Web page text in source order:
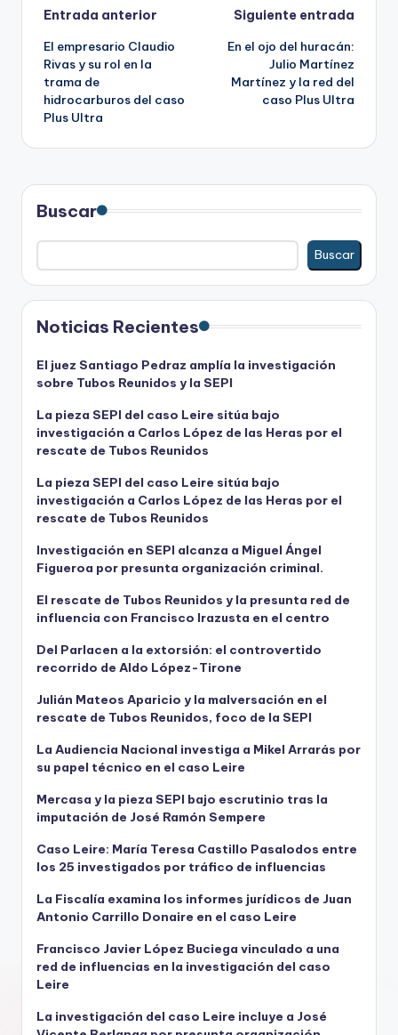
Navegación
de
entradas
Entrada anterior
El empresario Claudio
Rivas y su rol en la
trama de
hidrocarburos del caso
Plus Ultra
Siguiente entrada
En el ojo del huracán:
Julio Martínez
Martínez y la red del
caso Plus Ultra
Buscar
Buscar
Noticias Recientes
El juez Santiago Pedraz amplía la investigación
sobre Tubos Reunidos y la SEPI
La pieza SEPI del caso Leire sitúa bajo
investigación a Carlos López de las Heras por el
rescate de Tubos Reunidos
La pieza SEPI del caso Leire sitúa bajo
investigación a Carlos López de las Heras por el
rescate de Tubos Reunidos
Investigación en SEPI alcanza a Miguel Ángel
Figueroa por presunta organización criminal.
El rescate de Tubos Reunidos y la presunta red de
influencia con Francisco Irazusta en el centro
Del Parlacen a la extorsión: el controvertido
recorrido de Aldo López-Tirone
Julián Mateos Aparicio y la malversación en el
rescate de Tubos Reunidos, foco de la SEPI
La Audiencia Nacional investiga a Mikel Arrarás por
su papel técnico en el caso Leire
Mercasa y la pieza SEPI bajo escrutinio tras la
imputación de José Ramón Sempere
Caso Leire: María Teresa Castillo Pasalodos entre
los 25 investigados por tráfico de influencias
La Fiscalía examina los informes jurídicos de Juan
Antonio Carrillo Donaire en el caso Leire
Francisco Javier López Buciega vinculado a una
red de influencias en la investigación del caso
Leire
La investigación del caso Leire incluye a José